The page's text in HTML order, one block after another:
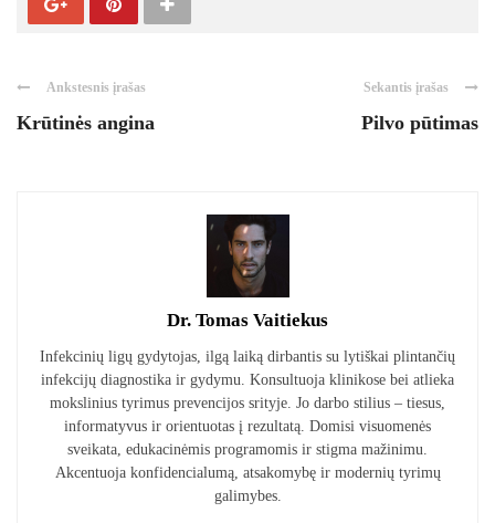
Ankstesnis įrašas
Krūtinės angina
Sekantis įrašas
Pilvo pūtimas
Dr. Tomas Vaitiekus
Infekcinių ligų gydytojas, ilgą laiką dirbantis su lytiškai plintančių
infekcijų diagnostika ir gydymu. Konsultuoja klinikose bei atlieka
mokslinius tyrimus prevencijos srityje. Jo darbo stilius – tiesus,
informatyvus ir orientuotas į rezultatą. Domisi visuomenės
sveikata, edukacinėmis programomis ir stigma mažinimu.
Akcentuoja konfidencialumą, atsakomybę ir modernių tyrimų
galimybes.